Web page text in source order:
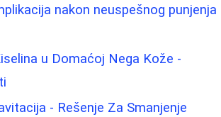
nakon neuspešnog punjenja
u Domaćoj Nega Kože -
- Rešenje Za Smanjenje